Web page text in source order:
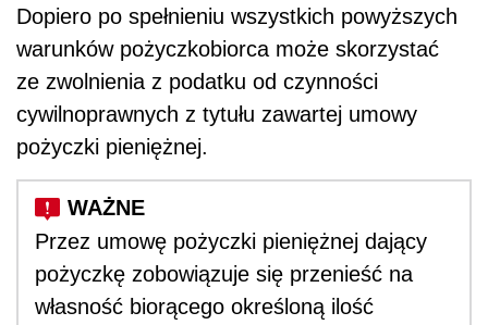
Dopiero po spełnieniu wszystkich powyższych
warunków pożyczkobiorca może skorzystać
ze zwolnienia z podatku od czynności
cywilnoprawnych z tytułu zawartej umowy
pożyczki pieniężnej.
Przez umowę pożyczki pieniężnej dający
pożyczkę zobowiązuje się przenieść na
własność biorącego określoną ilość